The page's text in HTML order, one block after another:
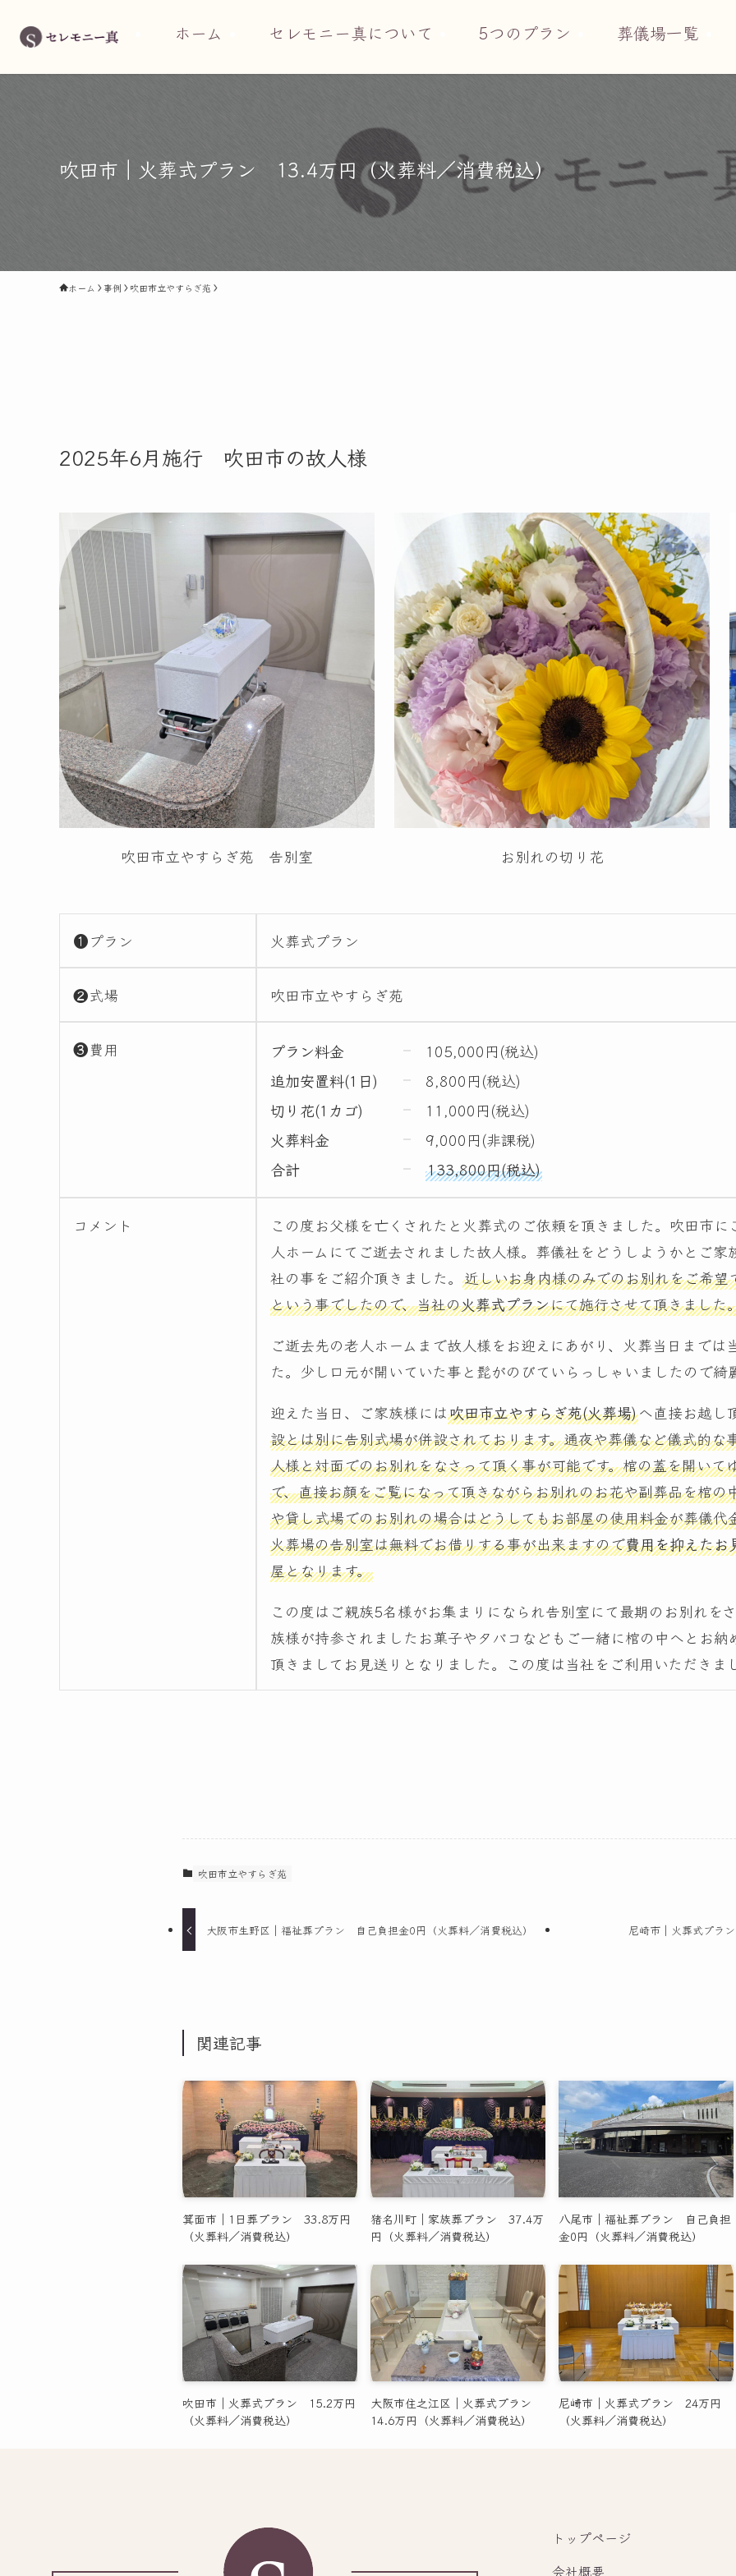
ホーム セレモニー真について 5つのプラン 葬儀場一覧
吹田市｜火葬式プラン 13.4万円（火葬料／消費税込）
ホーム 事例 吹田市立やすらぎ苑
2025年6月施行 吹田市の故人様
吹田市立やすらぎ苑 告別室 お別れの切り花
❶プラン 火葬式プラン
❷式場 吹田市立やすらぎ苑
❸費用 プラン料金
105,000円(税込)
追加安置料(1日)
8,800円(税込)
切り花(1カゴ)
11,000円(税込)
火葬料金
9,000円(非課税)
合計
133,800円(税込)
コメント
この度お父様を亡くされたと火葬式のご依頼を頂きました。吹田市
人ホームにてご逝去されました故人様。葬儀社をどうしようかとご
社の事をご紹介頂きました。 近しいお身内様のみでのお別れをご希
という事でしたので、当社の火葬式プランにて施行させて頂きました
ご逝去先の老人ホームまで故人様をお迎えにあがり、火葬当日まで
た。少し口元が開いていた事と髭がのびていらっしゃいましたので
迎えた当日、ご家族様には吹田市立やすらぎ苑(火葬場)へ直接お越し
設とは別に告別式場が併設されております。通夜や葬儀など儀式的
人様と対面でのお別れをなさって頂く事が可能です。棺の蓋を開い
で、直接お顔をご覧になって頂きながらお別れのお花や副葬品を棺
や貸し式場でのお別れの場合はどうしてもお部屋の使用料金が葬儀
火葬場の告別室は無料でお借りする事が出来ますので費用を抑えたお
屋となります。
この度はご親族5名様がお集まりになられ告別室にて最期のお別れを
族様が持参されましたお菓子やタバコなどもご一緒に棺の中へとお
頂きましてお見送りとなりました。この度は当社をご利用いただき
吹田市立やすらぎ苑
大阪市生野区｜福祉葬プラン 自己負担金0円（火葬料／消費税込） 尼崎市｜火葬式プラ
関連記事
箕面市｜1日葬プラン 33.8万円
（火葬料／消費税込）
猪名川町｜家族葬プラン 37.4万
円（火葬料／消費税込）
八尾市｜福祉葬プラン 自己負担
金0円（火葬料／消費税込）
吹田市｜火葬式プラン 15.2万円
（火葬料／消費税込）
大阪市住之江区｜火葬式プラン
14.6万円（火葬料／消費税込）
尼崎市｜火葬式プラン 24万円
（火葬料／消費税込）
トップページ
会社概要